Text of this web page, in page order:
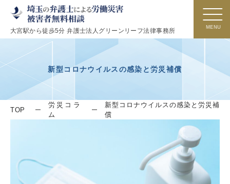
大宮駅から徒歩5分 弁護士法人グリーンリーフ法律事務所
新型コロナウイルスの感染と労災補償
TOP
労災コラ
ム
新型コロナウイルスの感染と労災補
償